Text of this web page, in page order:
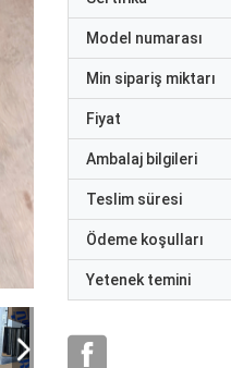
Model numarası
Min sipariş miktarı
Fiyat
Ambalaj bilgileri
Teslim süresi
Ödeme koşulları
Yetenek temini